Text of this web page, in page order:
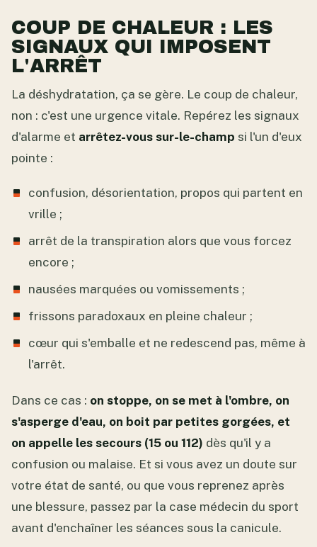
COUP DE CHALEUR : LES
SIGNAUX QUI IMPOSENT
L'ARRÊT
La déshydratation, ça se gère. Le coup de chaleur,
non : c'est une urgence vitale. Repérez les signaux
d'alarme et arrêtez-vous sur-le-champ si l'un d'eux
pointe :
confusion, désorientation, propos qui partent en
vrille ;
arrêt de la transpiration alors que vous forcez
encore ;
nausées marquées ou vomissements ;
frissons paradoxaux en pleine chaleur ;
cœur qui s'emballe et ne redescend pas, même à
l'arrêt.
Dans ce cas : on stoppe, on se met à l'ombre, on
s'asperge d'eau, on boit par petites gorgées, et
on appelle les secours (15 ou 112) dès qu'il y a
confusion ou malaise. Et si vous avez un doute sur
votre état de santé, ou que vous reprenez après
une blessure, passez par la case médecin du sport
avant d'enchaîner les séances sous la canicule.